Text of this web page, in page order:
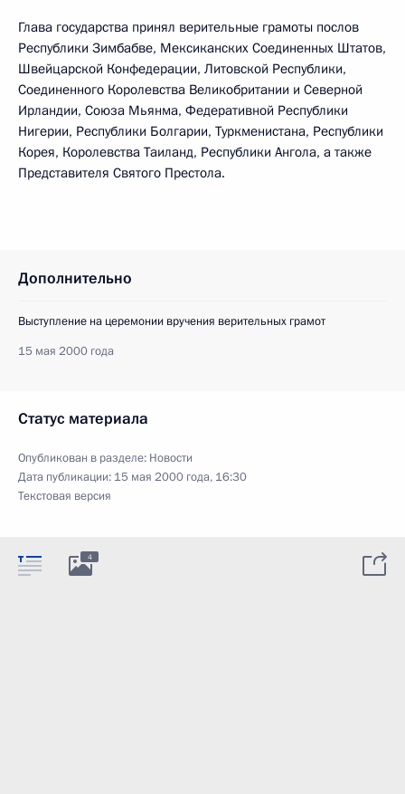
Глава государства принял верительные грамоты послов
Республики Зимбабве, Мексиканских Соединенных Штатов,
Швейцарской Конфедерации, Литовской Республики,
Соединенного Королевства Великобритании и Северной
Ирландии, Союза Мьянма, Федеративной Республики
Нигерии, Республики Болгарии, Туркменистана, Республики
Корея, Королевства Таиланд, Республики Ангола, а также
Представителя Святого Престола.
Дополнительно
Выступление на церемонии вручения верительных грамот
15 мая 2000 года
Статус материала
Опубликован в разделе: Новости
Дата публикации: 15 мая 2000 года, 16:30
Текстовая версия
4